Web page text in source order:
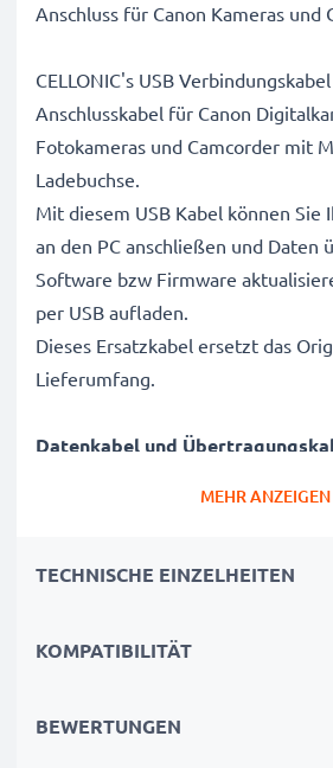
Anschluss für Canon Kameras und
CELLONIC's USB
Anschlusskabel für Canon
Fotokameras und Camcorder mit
Ladebuchse.
Mit diesem USB Kabel können Sie
an den PC anschließen und Daten
Software bzw Firmware
per USB aufladen.
Dieses Ersatzkabel ersetzt das
Lieferumfang.
Datenkabel und
anschließen (Interfacekabel,
Videos, Fotos von Digitalkamera
MEHR ANZEIGEN
TECHNISCHE EINZELHEITEN
KOMPATIBILITÄT
BEWERTUNGEN